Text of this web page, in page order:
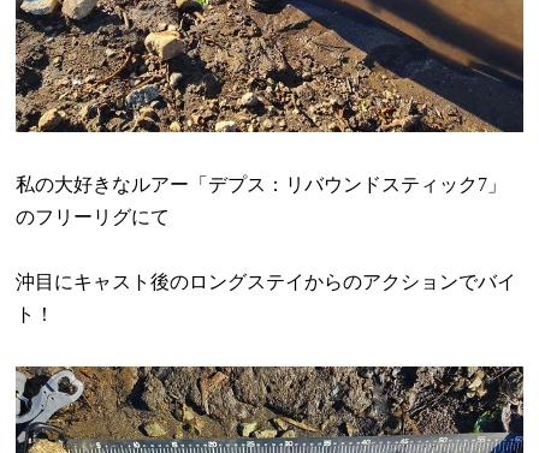
私の大好きなルアー「デプス：リバウンドスティック7 」
のフリーリグにて
沖目にキャスト後のロングステイからのアクションでバイ
ト！